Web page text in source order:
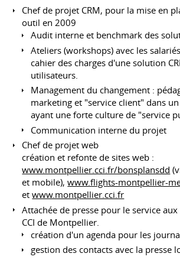
Chef de projet CRM, pour la mise en
outil en 2009
Audit interne et benchmark des
Ateliers (workshops) avec les
cahier des charges d'une solution
utilisateurs.
Management du changement :
marketing et "service client" dans
ayant une forte culture de "service
Communication interne du projet
Chef de projet web
création et refonte de sites web :
www.montpellier.cci.fr/bonsplansdd
et mobile),www.flights-montpellier-
etwww.montpellier.cci.fr
Attachée de presse pour le service
CCI de Montpellier.
création d'un agenda pour les
gestion des contacts avec la presse